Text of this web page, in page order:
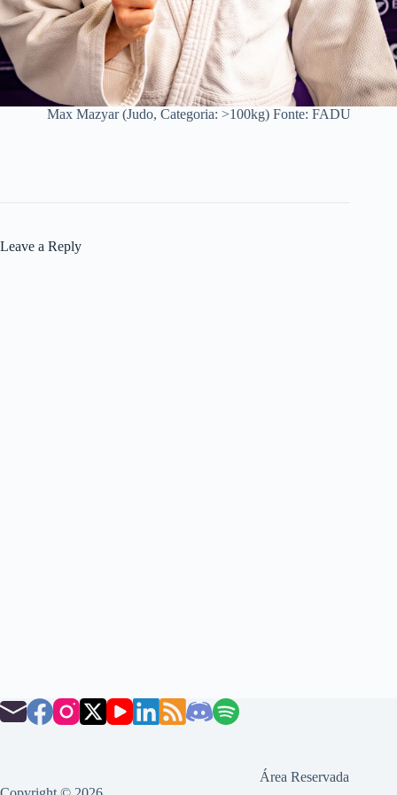
Max Mazyar (Judo, Categoria: >100kg) Fonte: FADU
Leave a Reply
Área Reservada